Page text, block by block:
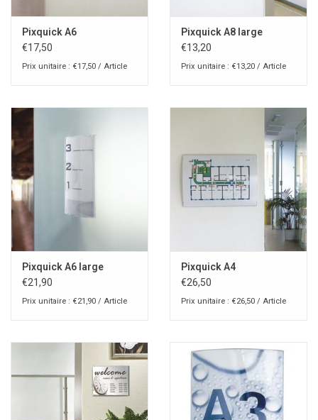
Pixquick A6
€17,50
Prix unitaire : €17,50 / Article
Pixquick A8 large
€13,20
Prix unitaire : €13,20 / Article
Pixquick A6 large
€21,90
Prix unitaire : €21,90 / Article
Pixquick A4
€26,50
Prix unitaire : €26,50 / Article